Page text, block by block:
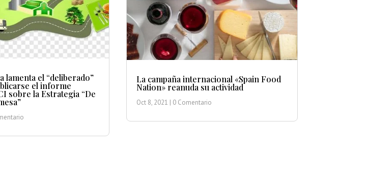
lamenta el “deliberado”
el informe
sobre la Estrategia “De
La campaña internacional «Spain Food
Nation» reanuda su actividad
Oct 8, 2021 | 0 Comentario